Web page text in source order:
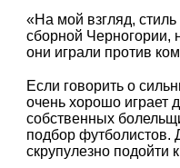
«На мой взгляд,
сборной Черногории,
они играли против
Если говорить о
очень хорошо играет
собственных
подбор футболистов.
скрупулезно подойти